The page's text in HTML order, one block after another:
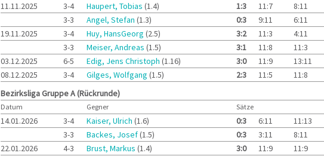
11.11.2025
3-4 Haupert, Tobias (1.4) 1:3 11:7 8:11
3-3
Angel, Stefan (1.3) 0:3 9:11 6:11
19.11.2025
3-4 Huy, HansGeorg (2.5) 3:2 11:3 4:11
3-3
Meiser, Andreas (1.5) 3:1 11:8 11:3
03.12.2025
6-5 Edig, Jens Christoph (1.16) 3:0 11:9 13:11
08.12.2025
3-4 Gilges, Wolfgang (1.5) 2:3 11:5 11:8
Bezirksliga Gruppe A (Rückrunde)
Datum Gegner Sätze
14.01.2026 3-4 Kaiser, Ulrich (1.6) 0:3 6:11 11:13
3-3
Backes, Josef(1.5) 0:3 3:11 8:11
22.01.2026
4-3 Brust, Markus (1.4) 3:0 11:9 11:9